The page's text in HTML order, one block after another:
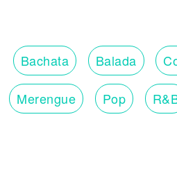
Bachata Balada
Merengue Pop